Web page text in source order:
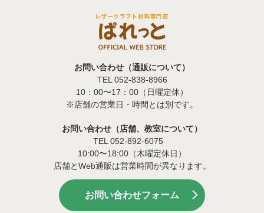
お問い合わせ（通販について）
TEL 052-838-8966
10：00〜17：00（日曜定休）
※店舗の営業日・時間とは別です。
お問い合わせ（店舗、教室について）
TEL 052-892-6075
10:00〜18:00（木曜定休日）
店舗とWeb通販は営業時間が異なります。
お問い合わせフォーム